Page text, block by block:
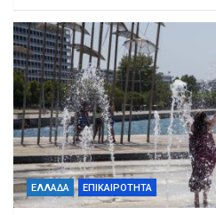
ΕΛΛΑΔΑ ΕΠΙΚΑΙΡΟΤΗΤΑ